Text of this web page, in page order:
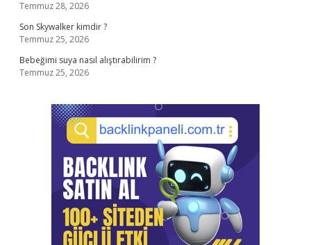
Temmuz 28, 2026
Son Skywalker kimdir ?
Temmuz 25, 2026
Bebeğimi suya nasıl alıştırabilirim ?
Temmuz 25, 2026